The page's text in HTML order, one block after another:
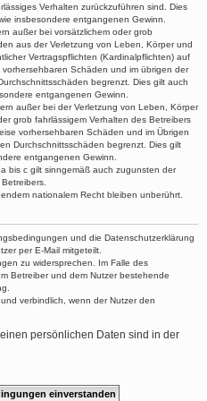
Verhalten zurückzuführen sind. Dies
insbesondere entgangenen Gewinn.
außer bei vorsätzlichem oder grob
aus der Verletzung von Leben, Körper und
Vertragspflichten (Kardinalpflichten) auf
Schäden und im übrigen der
begrenzt. Dies gilt auch
entgangenen Gewinn.
außer bei der Verletzung von Leben, Körper
grob fahrlässigem Verhalten des Betreibers
vorhersehbaren Schäden und im Übrigen
Durchschnittsschäden begrenzt. Dies gilt
entgangenen Gewinn.
bis c gilt sinngemäß auch zugunsten der
nationalem Recht bleiben unberührt.
und die Datenschutzerklärung
per E-Mail mitgeteilt.
zu widersprechen. Im Falle des
Betreiber und dem Nutzer bestehende
verbindlich, wenn der Nutzer den
persönlichen Daten sind in der